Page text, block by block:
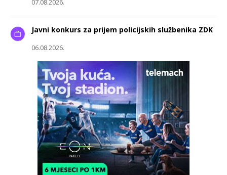
07.08.2026.
Javni konkurs za prijem policijskih službenika ZDK
06.08.2026.